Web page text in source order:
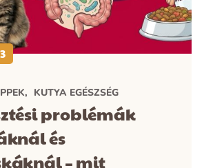
KUTYA EGÉSZSÉG
problémák
és
– mit